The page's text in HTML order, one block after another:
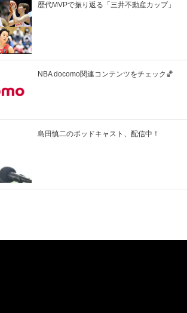
歴代MVPで振り返る「三井不動産カップ」
NBA docomo関連コンテンツをチェック🏀
島田慎二のポッドキャスト、配信中！